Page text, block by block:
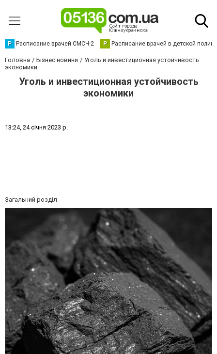
Р Расписание врачей СМСЧ-2 Р Расписание врачей в детской
Головна Бізнес новини
Уголь и инвестиционная устойчивость
экономики
Уголь и инвестиционная устойчивость
экономики
13:24, 24січня 2023 р.
Загальний розділ